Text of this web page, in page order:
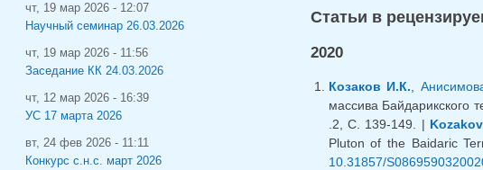
Статьи в
2020
Козаков И.К.,
массива Байдарикского
.2, С. 139-149. |
Pluton of the Baidaric
10.31857/
чт, 19 мар 2026 - 12:07
Научный семинар 26.03.2026
чт, 19 мар 2026 - 11:56
Заседание КК 24.03.2026
чт, 12 мар 2026 - 16:39
УС 17 марта 2026
вт, 24 фев 2026 - 11:11
Конкурс с.н.с. март 2026